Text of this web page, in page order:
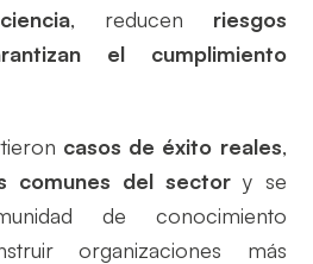
, reducen riesgos
el cumplimiento
casos de éxito reales,
comunes del sector y se
de conocimiento
organizaciones más